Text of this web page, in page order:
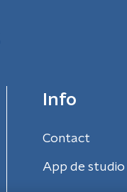
Info
Contact
App de studio